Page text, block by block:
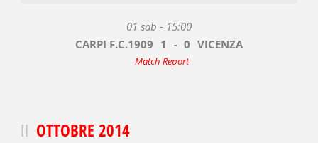
01 sab - 15:00
CARPI F.C.1909 1 - 0 VICENZA
Match Report
OTTOBRE 2014